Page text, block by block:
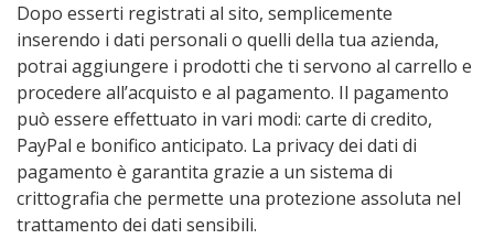
Dopo esserti registrati al sito, semplicemente
inserendo i dati personali o quelli della tua azienda,
potrai aggiungere i prodotti che ti servono al carrello e
procedere all’acquisto e al pagamento. Il pagamento
può essere effettuato in vari modi: carte di credito,
PayPal e bonifico anticipato. La privacy dei dati di
pagamento è garantita grazie a un sistema di
crittografia che permette una protezione assoluta nel
trattamento dei dati sensibili.